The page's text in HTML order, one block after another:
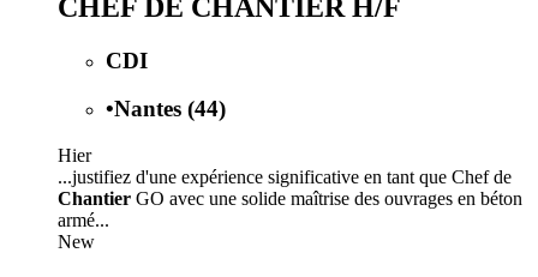
CHEF DE CHANTIER H/F
CDI
•Nantes (44)
Hier
...justifiez d'une expérience significative en tant que Chef de
Chantier GO avec une solide maîtrise des ouvrages en béton
armé...
New